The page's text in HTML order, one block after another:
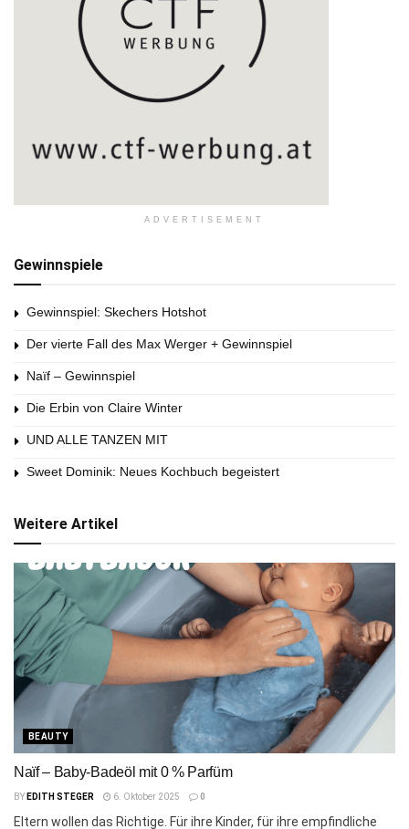
ADVERTISEMENT
Gewinnspiele
Gewinnspiel: Skechers Hotshot
Der vierte Fall des Max Werger + Gewinnspiel
Naïf – Gewinnspiel
Die Erbin von Claire Winter
UND ALLE TANZEN MIT
Sweet Dominik: Neues Kochbuch begeistert
Weitere Artikel
BEAUTY
Naïf – Baby-Badeöl mit 0 % Parfüm
BY EDITH STEGER 6. Oktober 2025 0
Eltern wollen das Richtige. Für ihre Kinder, für ihre empfindliche